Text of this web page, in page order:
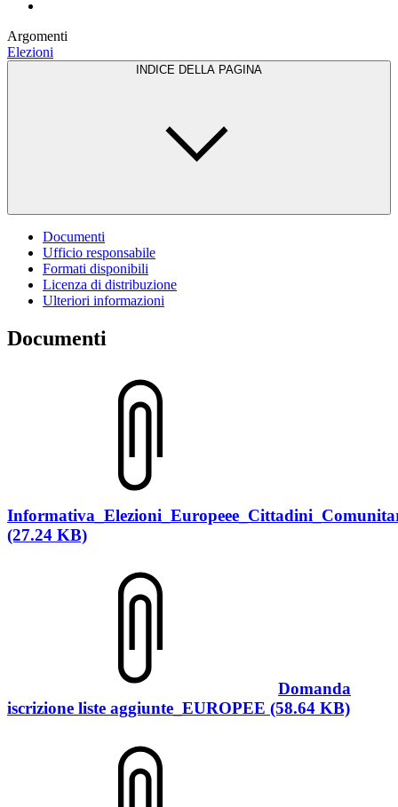
Argomenti
Elezioni
INDICE DELLA PAGINA
Documenti
Ufficio responsabile
Formati disponibili
Licenza di distribuzione
Ulteriori informazioni
Documenti
(27.24 KB)
Domanda
iscrizione liste aggiunte_EUROPEE (58.64 KB)